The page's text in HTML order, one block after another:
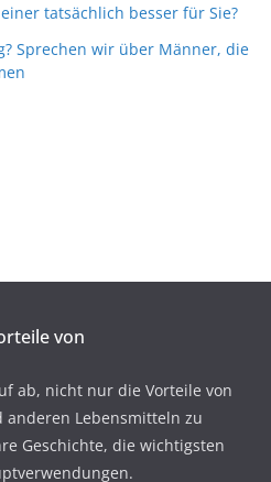
tatsächlich besser für Sie?
Sprechen wir über Männer, die
von
ab, nicht nur die Vorteile von
anderen Lebensmitteln zu
Geschichte, die wichtigsten